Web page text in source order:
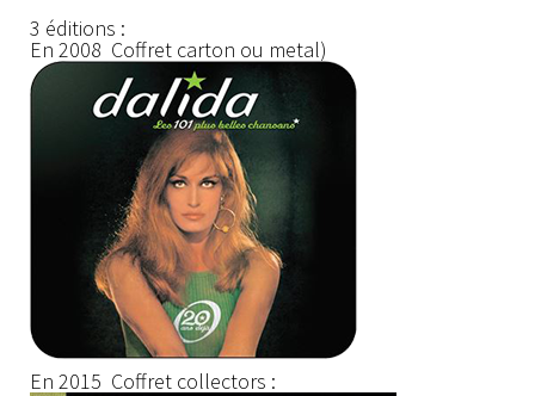
3 éditions :
En 2008 Coffret carton ou metal)
En 2015 Coffret collectors :